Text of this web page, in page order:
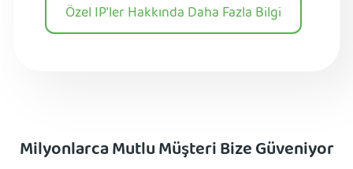
Özel IP'ler Hakkında Daha Fazla Bilgi
Milyonlarca Mutlu Müşteri Bize Güveniyor